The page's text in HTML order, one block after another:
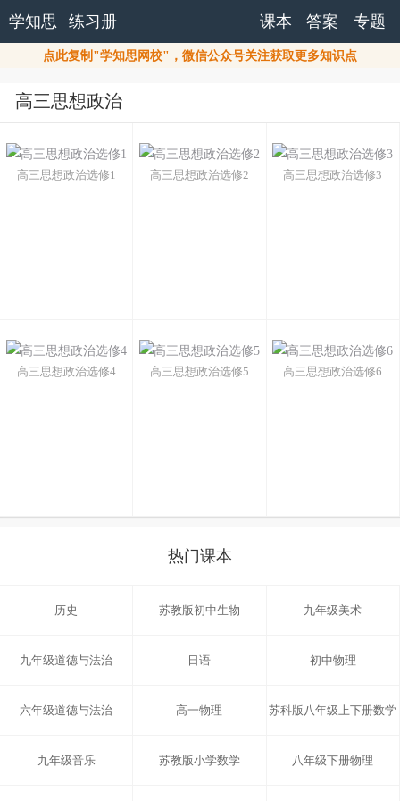
学知思 练习册 课本 答案 专题
点此复制"学知思网校"，微信公众号关注获取更多知识点
高三思想政治
高三思想政治选修1 高三思想政治选修2 高三思想政治选修3
高三思想政治选修4 高三思想政治选修5 高三思想政治选修6
热门课本
历史 苏教版初中生物 九年级美术
九年级道德与法治 日语 初中物理
六年级道德与法治 高一物理 苏科版八年级上下册数学
九年级音乐 苏教版小学数学 八年级下册物理